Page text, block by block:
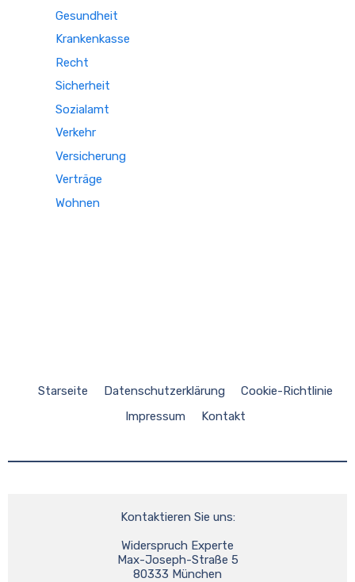
Gesundheit
Krankenkasse
Recht
Sicherheit
Sozialamt
Verkehr
Versicherung
Verträge
Wohnen
Starseite Datenschutzerklärung
Cookie-Richtlinie
Impressum
Kontakt
Kontaktieren Sie uns:
Widerspruch Experte
Max-Joseph-Straße 5
80333 München